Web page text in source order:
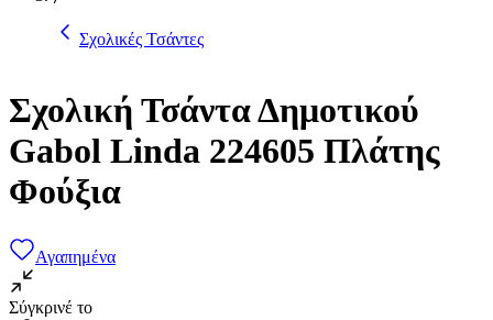
Σχολικές Τσάντες
Σχολική Τσάντα Δημοτικού
Gabol Linda 224605 Πλάτης
Φούξια
Αγαπημένα
Σύγκρινέ το